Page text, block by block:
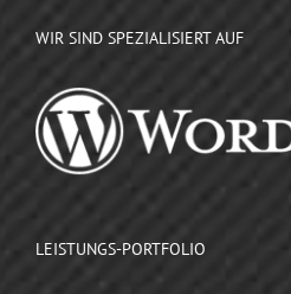
WIR SIND SPEZIALISIERT AUF
LEISTUNGS-PORTFOLIO